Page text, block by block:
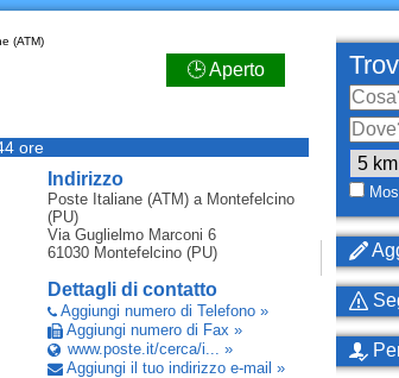
(ATM)
🕒 Aperto
ore
Indirizzo
Poste Italiane (ATM)a Montefelcino
(PU)
Via Guglielmo Marconi 6
61030 Montefelcino (PU)
Dettagli di contatto
Aggiungi numero di Telefono »
Aggiungi numero di Fax »
www.poste.it/cerca/i... »
Aggiungi il tuo indirizzo e-mail »